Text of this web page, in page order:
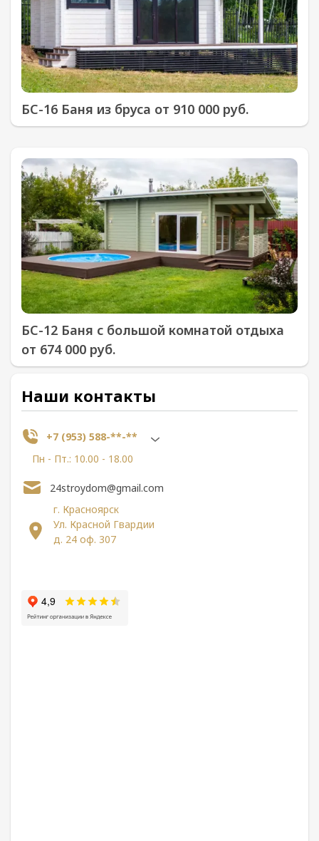
БС-16 Баня из бруса от 910 000 руб.
БС-12 Баня с большой комнатой отдыха
от 674 000 руб.
Наши контакты
+7 (953) 588-**-**
Пн - Пт.: 10.00 - 18.00
г. Красноярск
Ул. Красной Гвардии
д. 24 оф. 307
24stroydom@gmail.com